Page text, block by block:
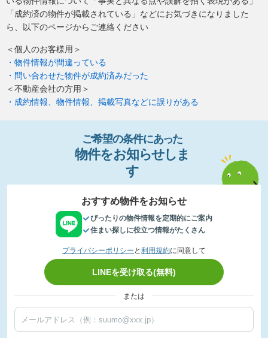
「成約済の物件が掲載されている」などにお気づきになりました
ら、以下のページからご連絡ください
＜個人のお客様用＞
・物件情報が間違っている
・問い合わせた物件が成約済みだった
＜不動産会社の方用＞
・成約情報、物件情報、掲載写真などに誤りがある
ご希望の条件にあった
物件をお知らせし ま
す
おすすめ物件をお知らせ
ぴったりの物件情報を定期的にご案内
住まい探しに役立つ情報がたくさん
プライバシーポリシー と 利用規約に同意して
LINEを受け取る(無料)
または